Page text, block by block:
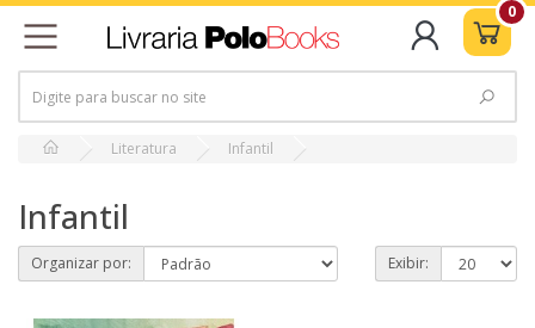
0
Literatura Infantil
Infantil
Organizar por: Exibir: